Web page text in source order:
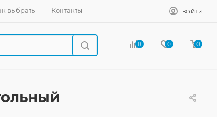
выбрать Контакты ВОЙТИ
0 0 0